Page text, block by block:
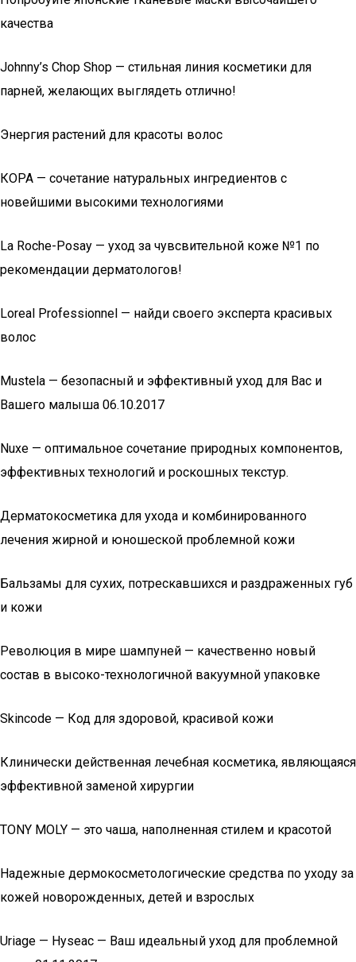
качества
Johnny’s Chop Shop — cтильная линия косметики для
парней, желающих выглядеть отлично!
Энергия растений для красоты волос
КОРА — сочетание натуральных ингредиентов с
новейшими высокими технологиями
La Roche-Posay — уход за чувсвительной коже №1 по
рекомендации дерматологов!
Loreal Professionnel — найди своего эксперта красивых
волос
Mustela — безопасный и эффективный уход для Вас и
Вашего малыша 06.10.2017
Nuxe — оптимальное сочетание природных компонентов,
эффективных технологий и роскошных текстур.
Дерматокосметика для ухода и комбинированного
лечения жирной и юношеской проблемной кожи
Бальзамы для сухих, потрескавшихся и раздраженных губ
и кожи
Революция в мире шампуней — качественно новый
состав в высоко-технологичной вакуумной упаковке
Skincode — Код для здоровой, красивой кожи
Клинически действенная лечебная косметика, являющаяся
эффективной заменой хирургии
TONY MOLY — это чаша, наполненная стилем и красотой
Надежные дермокосметологические средства по уходу за
кожей новорожденных, детей и взрослых
Uriage — Hyseac — Ваш идеальный уход для проблемной